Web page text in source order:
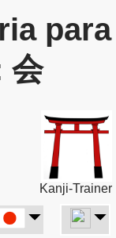
para
会
Kanji-Trainer